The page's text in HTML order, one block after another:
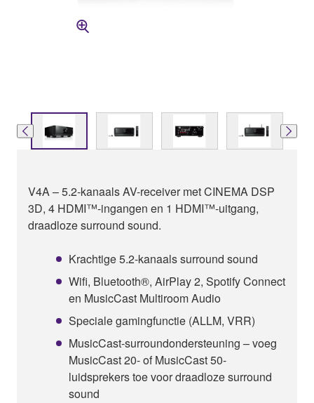
V4A – 5.2-kanaals AV-receiver met CINEMA DSP
3D, 4 HDMI™-ingangen en 1 HDMI™-uitgang,
draadloze surround sound.
Krachtige 5.2-kanaals surround sound
Wifi, Bluetooth®, AirPlay 2, Spotify Connect
en MusicCast Multiroom Audio
Speciale gamingfunctie (ALLM, VRR)
MusicCast-surroundondersteuning – voeg
MusicCast 20- of MusicCast 50-
luidsprekers toe voor draadloze surround
sound